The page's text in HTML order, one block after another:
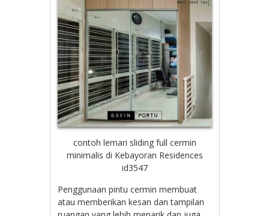
contoh lemari sliding full cermin
minimalis di Kebayoran Residences
id3547
Penggunaan pintu cermin membuat
atau memberikan kesan dan tampilan